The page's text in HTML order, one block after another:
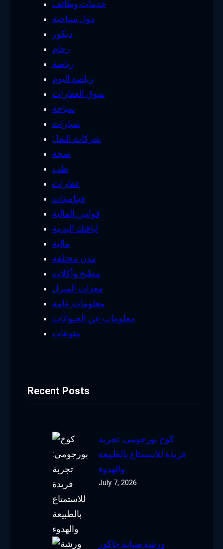
خدمات وظائف
دول سياحية
ديكور
رخام
رياضة
رياضه اليوم
سوق العقارات
سياحة
سيارات
شركات النقل
صحة
طب
عقارات
فيتامينات
قوانين المالية
لياقتك البدنية
مالية
مدن مختلفة
مطبخ وأكلات
معدات المنزل
معلومات عامة
معلومات عن الحيوانات
منوعات
Recent Posts
كوخ بورجومي: تجربة
فريدة للاستمتاع بالطبيعة
والهدوء
July 7, 2026
ورشة صيانة جاكور